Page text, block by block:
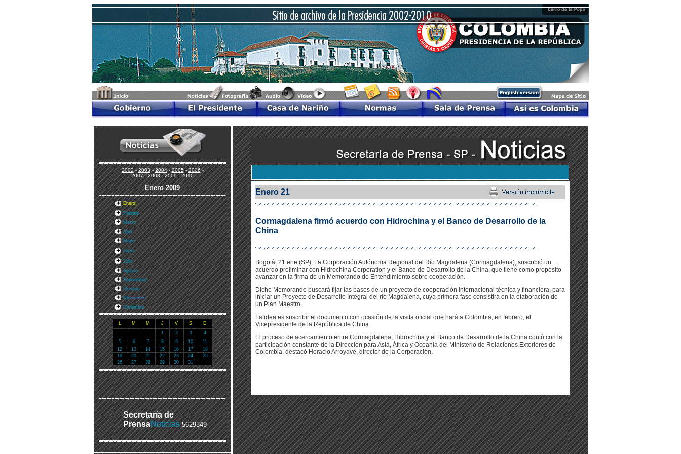
2002-2003-2004-2005-2006-
2007-2008-2009-2010
Enero2009
Enero
Febrero
Marzo
Abril
Mayo
Junio
Julio
Agosto
Septiembre
Octubre
Noviembre
Diciembre
L M M J V S
D
1
2 3
4
5
6 7 8 9 10
11
12
13 14 15 16 17
18
19
20 21 22 23 24
25
26
27 28 29 30 31
Secretaría de
PrensaNoticias 5629349
Enero 21
Cormagdalena firmó acuerdo con Hidrochina y el Banco de Desarrollo de la
China
Bogotá, 21 ene (SP). La Corporación Autónoma Regional del Río Magdalena (Cormagdalena), suscribió un
acuerdo preliminar con Hidrochina Corporation y el Banco de Desarrollo de la China, que tiene como propósito
avanzar en la firma de un Memorando de Entendimiento sobre cooperación.
Dicho Memorando buscará fijar las bases de un proyecto de cooperación internacional técnica y financiera, para
iniciar un Proyecto de Desarrollo Integral del río Magdalena, cuya primera fase consistirá en la elaboración de
un Plan Maestro.
La idea es suscribir el documento con ocasión de la visita oficial que hará a Colombia, en febrero, el
Vicepresidente de la República de China.
El proceso de acercamiento entre Cormagdalena, Hidrochina y el Banco de Desarrollo de la China contó con la
participación constante de la Dirección para Asia, África y Oceanía del Ministerio de Relaciones Exteriores de
Colombia, destacó Horacio Arroyave, director de la Corporación.